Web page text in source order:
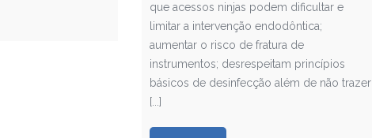
que acessos ninjas podem dificultar e
limitar a intervenção endodôntica;
aumentar o risco de fratura de
instrumentos; desrespeitam princípios
básicos de desinfecção além de não trazer
[...]